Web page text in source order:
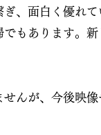
、面白く優れて
もあります。新
んが、今後映像